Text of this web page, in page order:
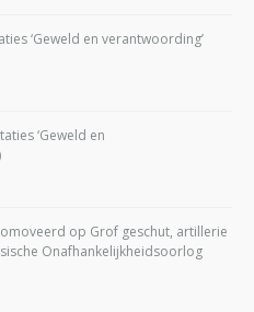
‘Geweld en verantwoording’
‘Geweld en
op Grof geschut, artillerie
Onafhankelijkheidsoorlog